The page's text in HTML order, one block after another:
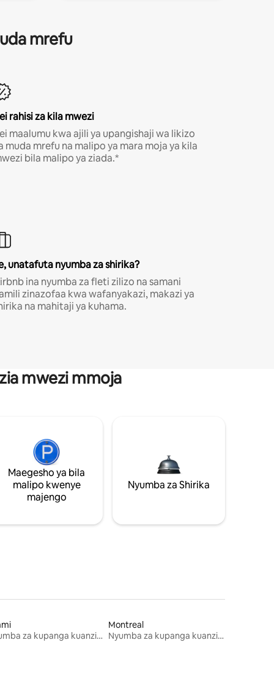
mrefu
rahisi za kila mwezi
maalumu kwa ajili ya upangishaji wa likizo
muda mrefu na malipo ya mara moja ya kila
bila malipo ya ziada.*
unatafuta nyumba za shirika?
ina nyumba za fleti zilizo na samani
zinazofaa kwa wafanyakazi, makazi ya
na mahitaji ya kuhama.
mwezi mmoja
Maegesho ya bila
malipo kwenye
majengo
Nyumba za Shirika
Nyumba za kupanga kuanzia mwezi mmoja
Montreal
Nyumba za kupanga kuanzia mwezi mmoja